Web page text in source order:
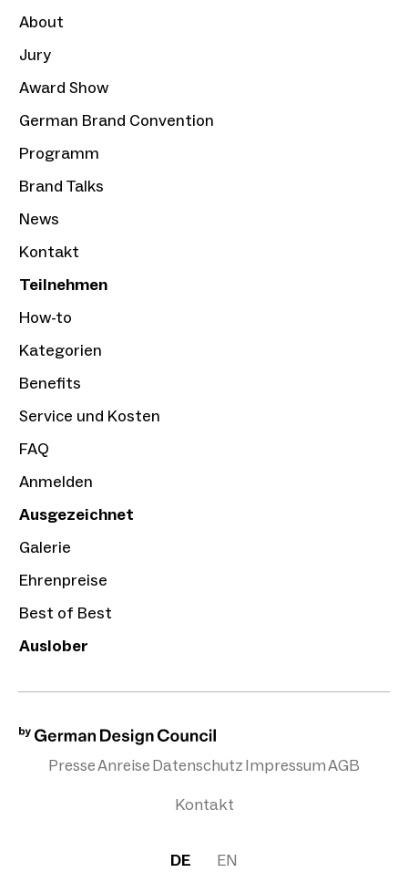
About
Jury
Award Show
German Brand Convention
Programm
Brand Talks
News
Kontakt
Teilnehmen
How-to
Kategorien
Benefits
Service und Kosten
FAQ
Anmelden
Ausgezeichnet
Galerie
Ehrenpreise
Best of Best
Auslober
PresseAnreiseDatenschutzImpressumAGB
Kontakt
DE EN